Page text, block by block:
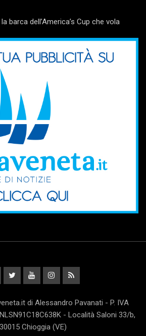
barca dell’America’s Cup che vola
di Alessandro Pavanati - P. IVA
- Località Saloni 33/b,
30015 Chioggia (VE)